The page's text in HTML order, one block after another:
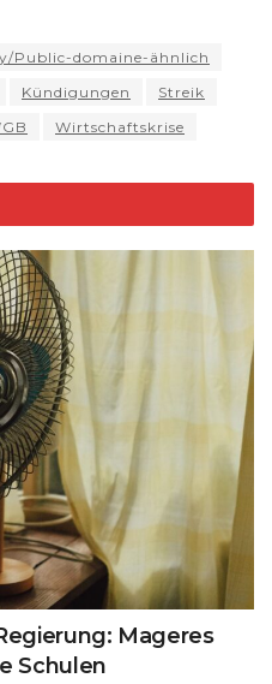
d
s
t
Li
n
Public-domaine-ähnlich
Kündigungen
Streik
Wirtschaftskrise
Mageres
Schulen